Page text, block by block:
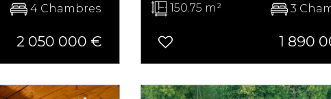
4 Chambres
2 050 000 €
150.75 m²
3
1 890